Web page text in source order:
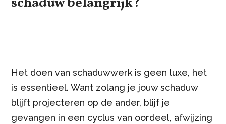
Het doen van schaduwwerk is geen luxe, het
is essentieel. Want zolang je jouw schaduw
blijft projecteren op de ander, blijf je
gevangen in een cyclus van oordeel, afwijzing